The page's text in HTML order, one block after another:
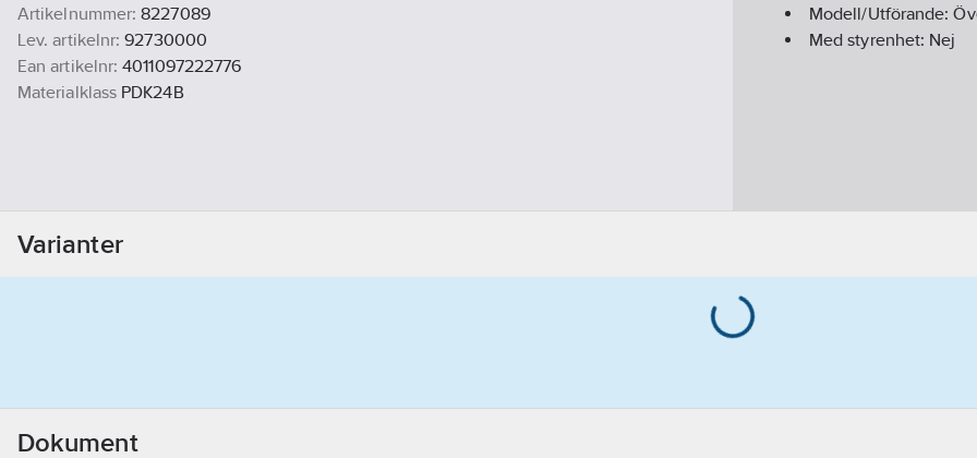
Artikelnummer: 8227089
Lev. artikelnr: 92730000
Ean artikelnr: 4011097222776
Materialklass PDK24B
Modell/Utförande:
Med styrenhet: Nej
Varianter
Dokument